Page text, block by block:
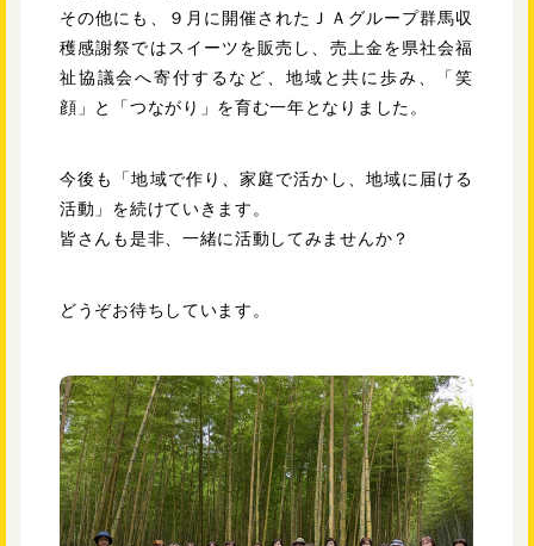
その他にも、９月に開催されたＪＡグループ群馬収
穫感謝祭ではスイーツを販売し、売上金を県社会福
祉協議会へ寄付するなど、地域と共に歩み、「笑
顔」と「つながり」を育む一年となりました。
今後も「地域で作り、家庭で活かし、地域に届ける
活動」を続けていきます。
皆さんも是非、一緒に活動してみませんか？
どうぞお待ちしています。